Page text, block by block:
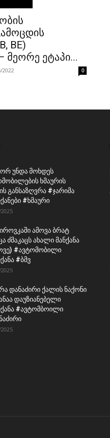
BE)
მეორე ეტაპი...
2022 0
უნდა მოხდეს
ხმაურის
განსაზღვრა #ჯარიმა
#ხმაური
ამოვა ბრატ
ძმაკაცს ახალი მანქანა
#ავტომობილი
#ბმვ
დანაძირი ქალის ნაქონი
დაუზიანებელი
#ავტომბოილი